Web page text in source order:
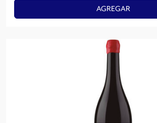
AGREGAR